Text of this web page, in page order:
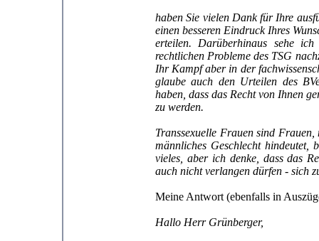
haben Sie vielen Dank für Ihre
einen besseren Eindruck Ihres
erteilen. Darüberhinaus sehe
rechtlichen Probleme des TSG
Ihr Kampf aber in der
glaube auch den Urteilen des
haben, dass das Recht von Ihnen
zu werden.
Transsexuelle Frauen sind
männliches Geschlecht hindeutet,
vieles, aber ich denke, dass das
auch nicht verlangen dürfen - sich
Meine Antwort (ebenfalls in
Hallo Herr Grünberger,